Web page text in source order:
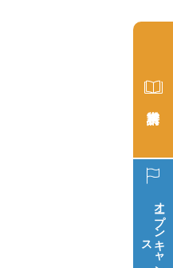
オープン
ス